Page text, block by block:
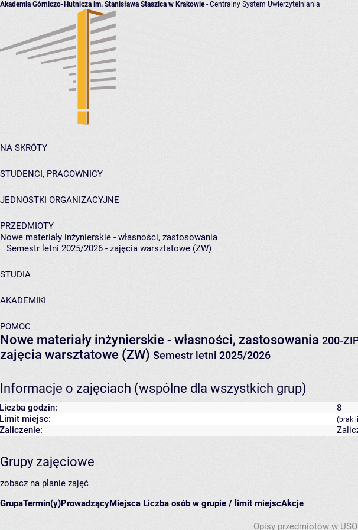
Akademia Górniczo-Hutnicza im. Stanisława Staszica w Krakowie- Centralny System Uwierzytelniania
NA SKRÓTY
STUDENCI, PRACOWNICY
JEDNOSTKI ORGANIZACYJNE
PRZEDMIOTY
Nowe materiały inżynierskie - własności, zastosowania
Semestr letni 2025/2026 - zajęcia warsztatowe (ZW)
STUDIA
AKADEMIKI
POMOC
Nowe materiały inżynierskie - własności, zastosowania 200-
zajęcia warsztatowe (ZW) Semestr letni 2025/2026
Informacje o zajęciach (wspólne dla wszystkich grup)
Liczba godzin:
8
Limit miejsc:
(brak
Zaliczenie:
Grupy zajęciowe
zobacz na planie zajęć
GrupaTermin(y)ProwadzącyMiejsca Liczba osób w grupie / limit miejscAkcje
Opisy przedmiotów w